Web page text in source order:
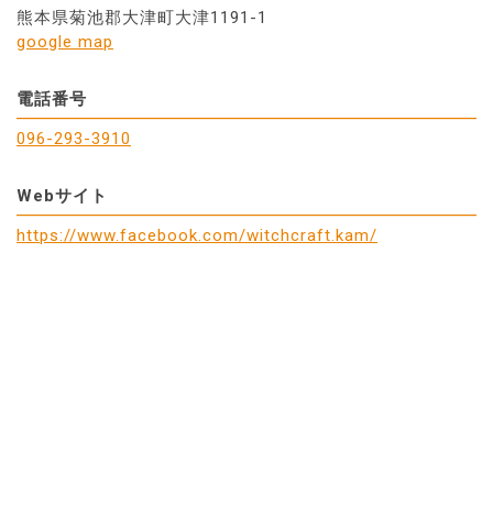
熊本県菊池郡大津町大津1191-1
google map
電話番号
096-293-3910
Webサイト
https://www.facebook.com/witchcraft.kam/